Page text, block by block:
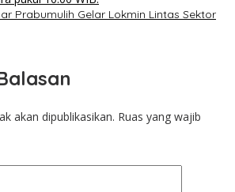
Prabumulih Gelar Lokmin Lintas Sektor
akan dipublikasikan. Ruas yang wajib